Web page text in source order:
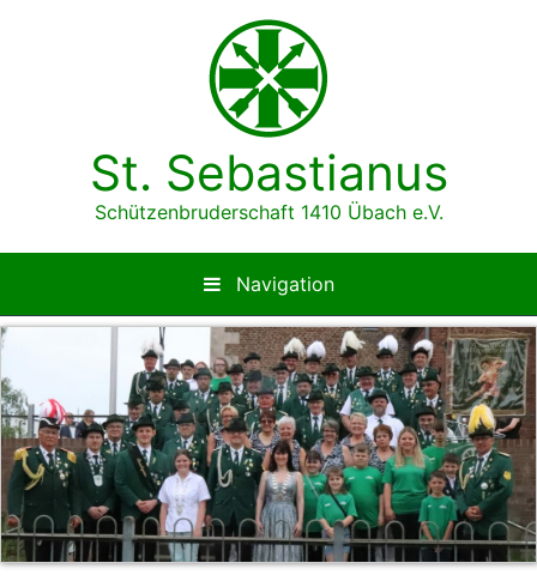
St. Sebastianus
Schützenbruderschaft 1410 Übach e.V.
Navigation